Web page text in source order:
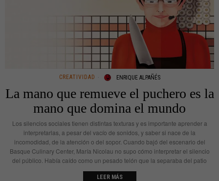
CREATIVIDAD ENRIQUE ALPAÑÉS
La mano que remueve el puchero es la
mano que domina el mundo
Los silencios sociales tienen distintas texturas y es importante aprender a
interpretarlas, a pesar del vacío de sonidos, y saber si nace de la
incomodidad, de la atención o del sopor. Cuando bajó del escenario del
Basque Culinary Center, María Nicolau no supo cómo interpretar el silencio
del público. Había caído como un pesado telón que la separaba del patio
LEER MÁS